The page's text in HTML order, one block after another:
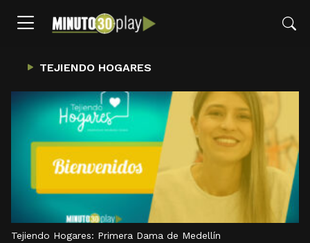
TEJIENDO HOGARES
Tejiendo Hogares: Primera Dama de Medellín